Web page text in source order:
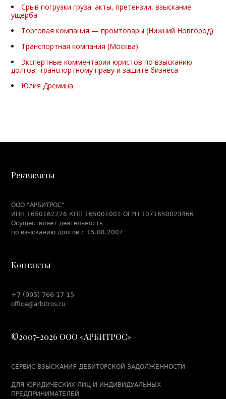
Срыв погрузки груза: акты, претензии, взыскание
ущерба
Торговая компания — промтовары (Нижний Новгород)
Транспортная компания (Москва)
Экспертные комментарии юристов по взысканию
долгов, транспортному праву и защите бизнеса
Юлия Дремина
Возврат долга как «безнадёжного» через списание
пошаговая стратегия для перевозчиков, поставщиков и
подрядчиков
Набережных Челнах
Взыскание задолженности по договору займа в
Набережных Челнах
Взыскание задолженности по договору лизинга в
Взыскание задолженности по договору оказания услуг
в Набережных Челнах
Взыскание задолженности по договору подряда в
Взыскание задолженности по договору поставки в
Набережных Челнах
Как обжаловать штрафы за перегруз и нарушения
системы «Платон» – Пошаговая инструкция 2025
Реквизиты
ООО "АРБИТРОС"
ИНН 1650162226 КПП 165001001 ОГРН 1071650023466
Осуществляет деятельность
по взысканию долгов с 15.08.2007
Контакты
+7 (995) 766 17 15
office@arbitros.ru
©2007-2026 ООО «АРБИТРОС»
СЕРВИС ВЗЫСКАНИЯ ДЕБИТОРСКОЙ ЗАДОЛЖЕННОСТИ
ДЛЯ ЮРИДИЧЕСКИХ ЛИЦ И ИНДИВИДУАЛЬНЫХ
ПРЕДПРИНИМАТЕЛЕЙ